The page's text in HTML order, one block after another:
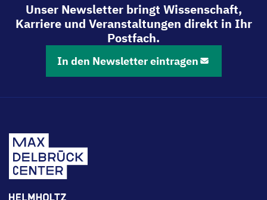
Unser Newsletter bringt Wissenschaft,
Karriere und Veranstaltungen direkt in Ihr
Postfach.
In den Newsletter eintragen